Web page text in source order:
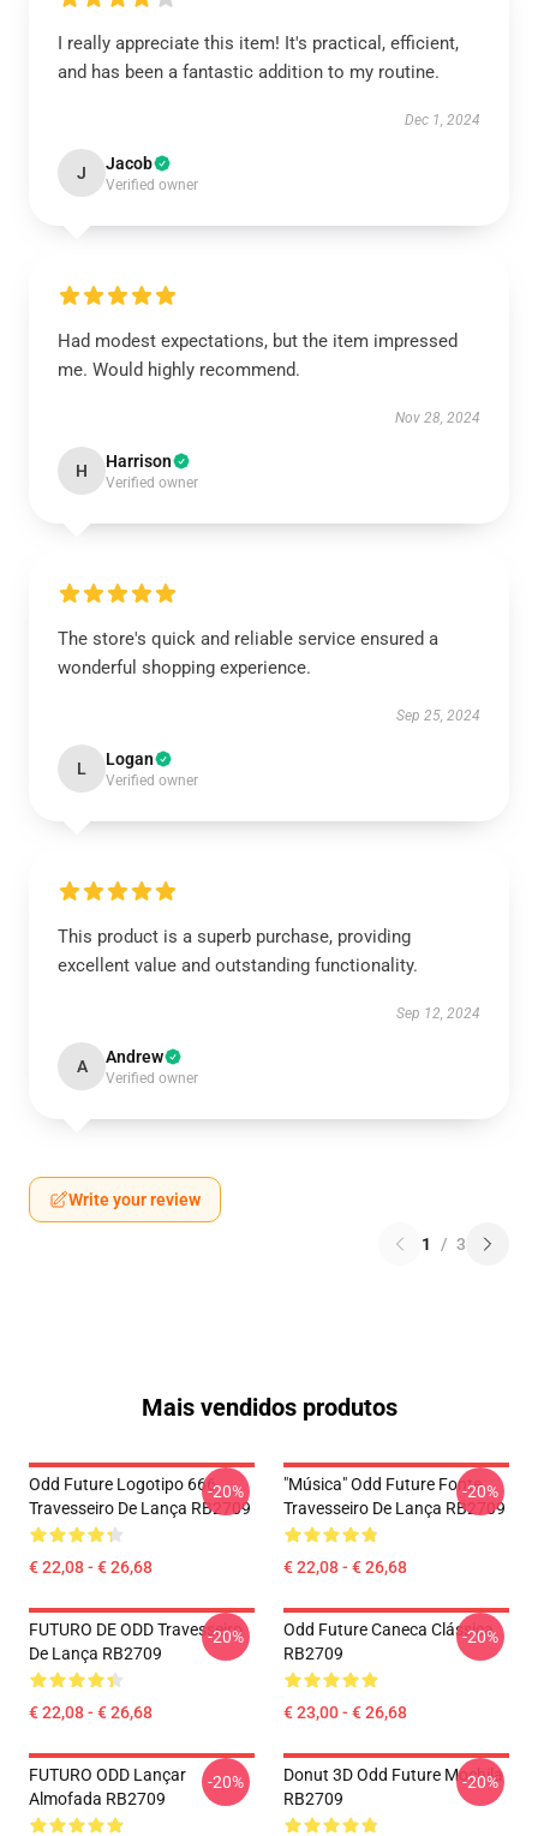
I really appreciate this item! It's practical, efficient,
and has been a fantastic addition to my routine.
Dec 1, 2024
J Jacob
Verified owner
Had modest expectations, but the item impressed
me. Would highly recommend.
Nov 28, 2024
H Harrison
Verified owner
The store's quick and reliable service ensured a
wonderful shopping experience.
Sep 25, 2024
L Logan
Verified owner
This product is a superb purchase, providing
excellent value and outstanding functionality.
Sep 12, 2024
A Andrew
Verified owner
Write your review
1 / 3
Mais vendidos produtos
Odd Future Logotipo 666
Travesseiro De Lança RB2709
€ 22,08 - € 26,68
-20%
"Música" Odd Future Fonte
Travesseiro De Lança RB2709
€ 22,08 - € 26,68
-20%
FUTURO DE ODD Travesseiro
De Lança RB2709
€ 22,08 - € 26,68
-20%
Odd Future Caneca Clássica
RB2709
€ 23,00 - € 26,68
-20%
FUTURO ODD Lançar
Almofada RB2709
-20%
Donut 3D Odd Future Mochila
RB2709
-20%